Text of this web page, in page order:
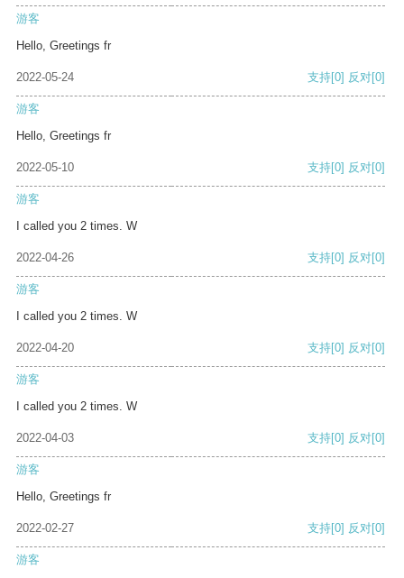
游客
Hello, Greetings fr
2022-05-24 支持[0] 反对[0]
游客
Hello, Greetings fr
2022-05-10 支持[0] 反对[0]
游客
I called you 2 times. W
2022-04-26 支持[0] 反对[0]
游客
I called you 2 times. W
2022-04-20 支持[0] 反对[0]
游客
I called you 2 times. W
2022-04-03 支持[0] 反对[0]
游客
Hello, Greetings fr
2022-02-27 支持[0] 反对[0]
游客